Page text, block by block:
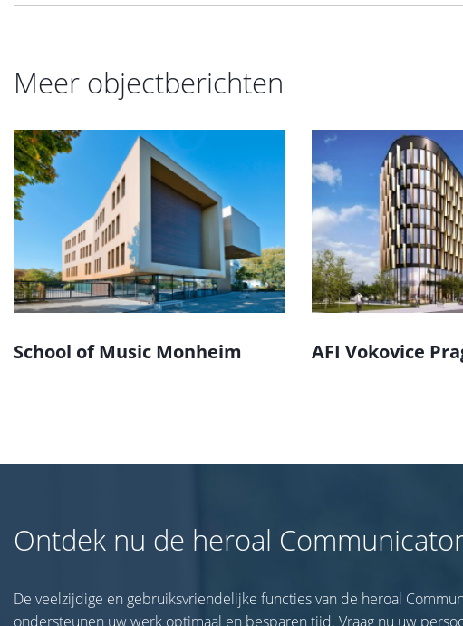
Meer objectberichten
School of Music Monheim AFI Vokovice
Ontdek nu de heroal
De veelzijdige en gebruiksvriendelijke functies van de heroal
ondersteunen uw werk optimaal en besparen tijd. Vraag nu uw